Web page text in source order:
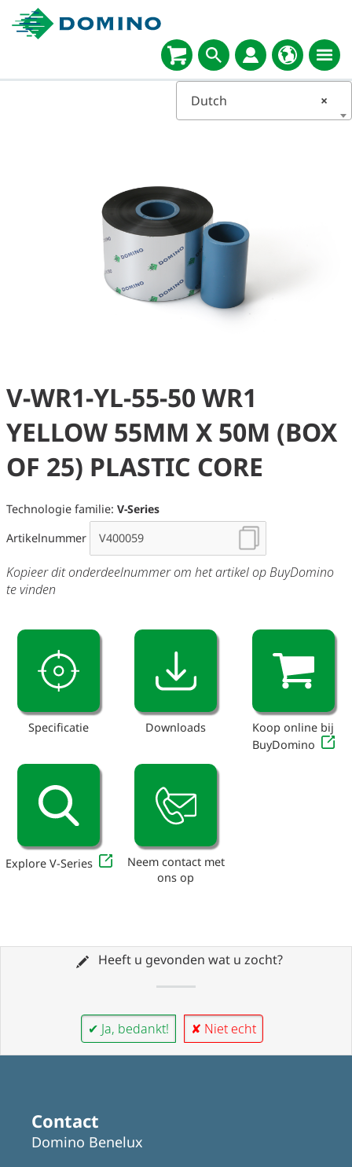
×
Dutch
V-WR1-YL-55-50 WR1
YELLOW 55MM X 50M (BOX
OF 25) PLASTIC CORE
Technologie familie: V-Series
Artikelnummer
Kopieer dit onderdeelnummer om het artikel op BuyDomino
te vinden
Specificatie Downloads
Koop online bij
BuyDomino
Explore V-Series
Neem contact met
ons op
Heeft u gevonden wat u zocht?
✔ Ja, bedankt! ✘ Niet echt
Contact
Domino Benelux